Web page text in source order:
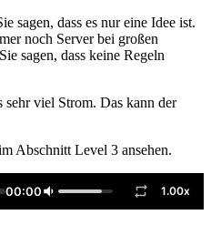
sagen, dass es nur eine Idee ist.
noch Server bei großen
sagen, dass keine Regeln
viel Strom. Das kann der
Abschnitt Level 3 ansehen.
00:00 1.00x